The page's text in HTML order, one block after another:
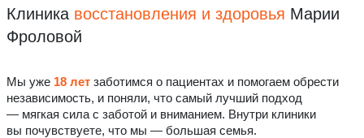
Клиника восстановления и здоровья Марии
Фроловой
Мы уже 18 лет заботимся о пациентах и помогаем обрести
независимость, и поняли, что самый лучший подход
— мягкая сила с заботой и вниманием. Внутри клиники
вы почувствуете, что мы — большая семья.